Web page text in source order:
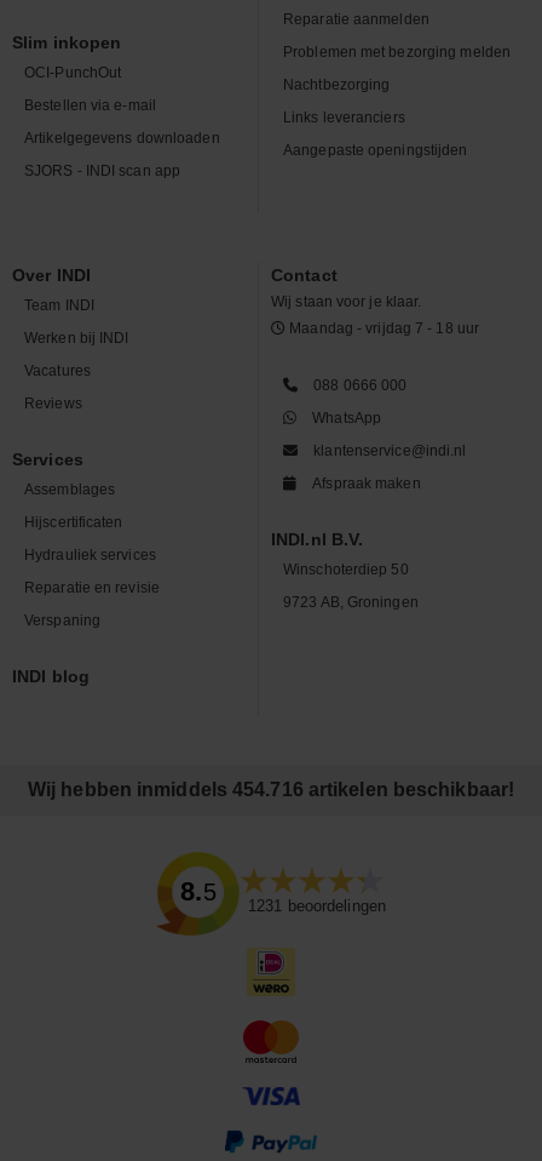
Slim inkopen
OCI-PunchOut
Bestellen via e-mail
Artikelgegevens downloaden
SJORS - INDI scan app
Reparatie aanmelden
Problemen met bezorging melden
Nachtbezorging
Links leveranciers
Aangepaste openingstijden
Over INDI
Team INDI
Werken bij INDI
Vacatures
Reviews
Services
Assemblages
Hijscertificaten
Hydrauliek services
Reparatie en revisie
Verspaning
INDI blog
Contact
Wij staan voor je klaar.
Maandag - vrijdag 7 - 18 uur
088 0666 000
WhatsApp
klantenservice@indi.nl
Afspraak maken
INDI.nl B.V.
Winschoterdiep 50
9723 AB, Groningen
Wij hebben inmiddels 454.716 artikelen beschikbaar!
8.5
1231 beoordelingen